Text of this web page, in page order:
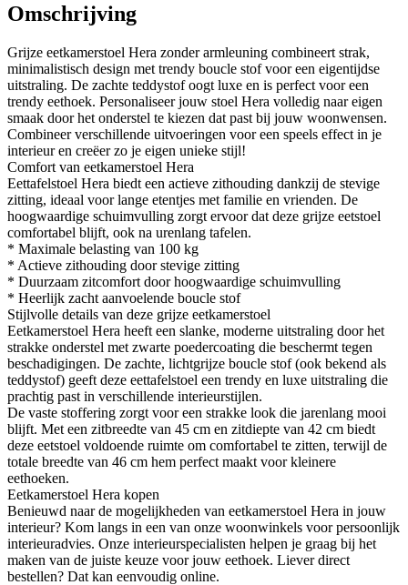
Omschrijving
Grijze eetkamerstoel Hera zonder armleuning combineert strak,
minimalistisch design met trendy boucle stof voor een eigentijdse
uitstraling. De zachte teddystof oogt luxe en is perfect voor een
trendy eethoek. Personaliseer jouw stoel Hera volledig naar eigen
smaak door het onderstel te kiezen dat past bij jouw woonwensen.
Combineer verschillende uitvoeringen voor een speels effect in je
interieur en creëer zo je eigen unieke stijl!
Comfort van eetkamerstoel Hera
Eettafelstoel Hera biedt een actieve zithouding dankzij de stevige
zitting, ideaal voor lange etentjes met familie en vrienden. De
hoogwaardige schuimvulling zorgt ervoor dat deze grijze eetstoel
comfortabel blijft, ook na urenlang tafelen.
* Maximale belasting van 100 kg
* Actieve zithouding door stevige zitting
* Duurzaam zitcomfort door hoogwaardige schuimvulling
* Heerlijk zacht aanvoelende boucle stof
Stijlvolle details van deze grijze eetkamerstoel
Eetkamerstoel Hera heeft een slanke, moderne uitstraling door het
strakke onderstel met zwarte poedercoating die beschermt tegen
beschadigingen. De zachte, lichtgrijze boucle stof (ook bekend als
teddystof) geeft deze eettafelstoel een trendy en luxe uitstraling die
prachtig past in verschillende interieurstijlen.
De vaste stoffering zorgt voor een strakke look die jarenlang mooi
blijft. Met een zitbreedte van 45 cm en zitdiepte van 42 cm biedt
deze eetstoel voldoende ruimte om comfortabel te zitten, terwijl de
totale breedte van 46 cm hem perfect maakt voor kleinere
eethoeken.
Eetkamerstoel Hera kopen
Benieuwd naar de mogelijkheden van eetkamerstoel Hera in jouw
interieur? Kom langs in een van onze woonwinkels voor persoonlijk
interieuradvies. Onze interieurspecialisten helpen je graag bij het
maken van de juiste keuze voor jouw eethoek. Liever direct
bestellen? Dat kan eenvoudig online.